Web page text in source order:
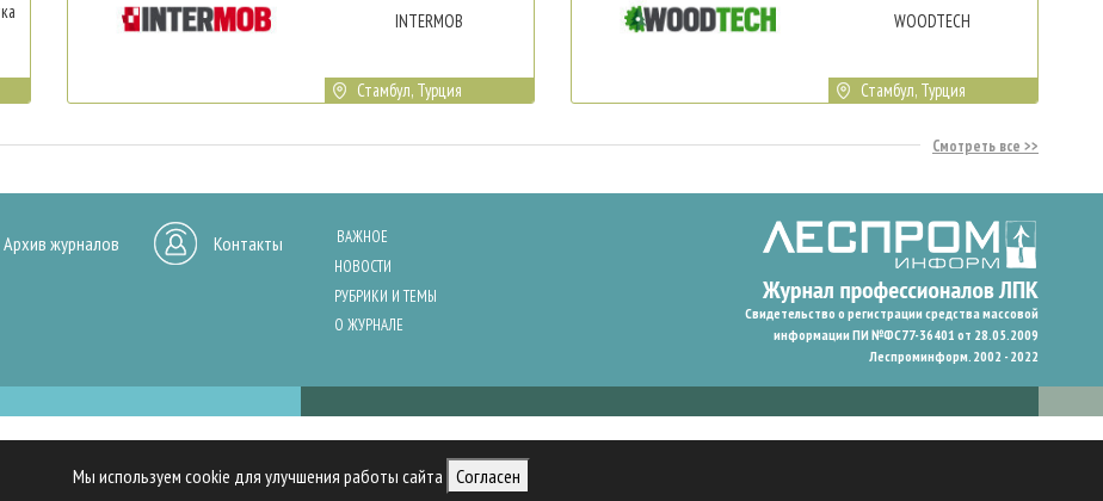
Мы используем cookie для улучшения работы сайта Согласен
INTERMOB
Стамбул, Турция
WOODTECH
Стамбул, Турция
Смотреть все
Архив журналов Контакты
ВАЖНОЕ
НОВОСТИ
РУБРИКИ И ТЕМЫ
О ЖУРНАЛЕ
Свидетельство о регистрации средства массовой
информации ПИ №ФС77-36401 от 28.05.2009
Леспроминформ. 2002 - 2022
нашего сайта, анализа трафика и персонализации контента. Cookies помогают нам запомнить ваши предпочтения и улучшить пользовательский